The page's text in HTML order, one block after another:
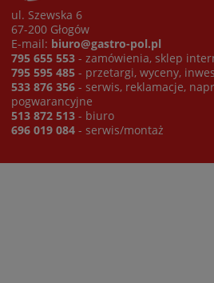
ul. Szewska 6
67-200 Głogów
E-mail: biuro@gastro-pol.pl
795 655 553 - zamówienia, sklep
795 595 485 - przetargi, wyceny,
533 876 356 - serwis, reklamacje,
pogwarancyjne
513 872 513 - biuro
696 019 084 - serwis/montaż